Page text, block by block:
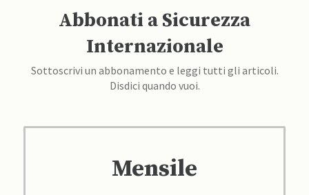
Abbonati a Sicurezza
Internazionale
Sottoscrivi un abbonamento e leggi tutti gli articoli.
Disdici quando vuoi.
Mensile